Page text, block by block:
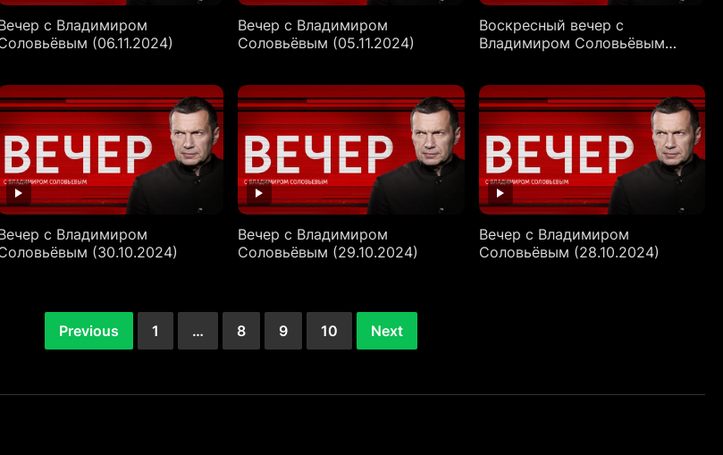
с Владимиром
(06.11.2024)
Вечер с Владимиром
Соловьёвым (05.11.2024)
Воскресный вечер с
Владимиром Соловьёвым
с Владимиром
(30.10.2024)
Вечер с Владимиром
Соловьёвым (29.10.2024)
Вечер с Владимиром
Соловьёвым (28.10.2024)
Previous 1 … 8 9 10 Next